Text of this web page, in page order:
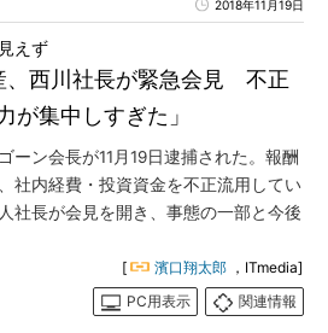
2018年11月19日
、西川社長が緊急会見 不正
が集中しすぎた」
えず
ーン会長が11月19日逮捕された。報酬
社内経費・投資資金を不正流用してい
社長が会見を開き、事態の一部と今後
[ 濱口翔太郎 ，ITmedia]
PC用表示
関連情報